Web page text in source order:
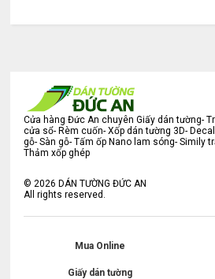
Cửa hàng Đức An chuyên Giấy dán tường-
cửa sổ- Rèm cuốn- Xốp dán tường 3D-
gỗ- Sàn gỗ- Tấm ốp Nano lam sóng- Simily
Thảm xốp ghép
©2026 DÁN TƯỜNG ĐỨC AN
All rights reserved.
Mua Online
Giấy dán tường